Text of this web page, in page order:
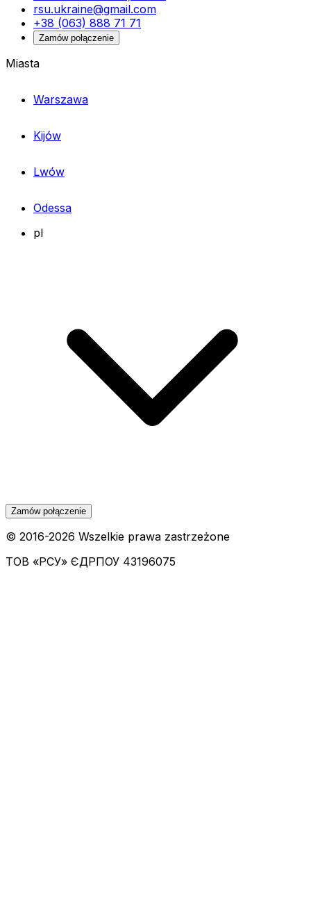
rsu.ukraine@gmail.com
+38 (063) 888 71 71
Zamów połączenie
Miasta
Warszawa
Kijów
Lwów
Odessa
pl
Zamów połączenie
© 2016-2026 Wszelkie prawa zastrzeżone
ТОВ «РСУ» ЄДРПОУ 43196075